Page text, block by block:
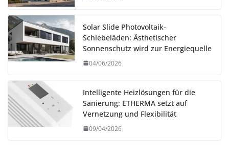
Solar Slide Photovoltaik-
Schiebeläden: Ästhetischer
Sonnenschutz wird zur Energiequelle
04/06/2026
Intelligente Heizlösungen für die
Sanierung: ETHERMA setzt auf
Vernetzung und Flexibilität
09/04/2026